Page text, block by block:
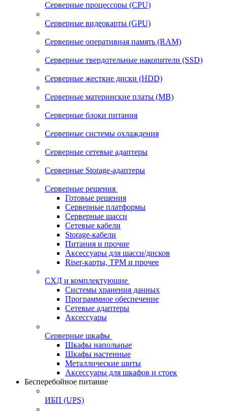
Серверные процессоры (CPU)
Серверные видеокарты (GPU)
Серверные оперативная память (RAM)
Серверные твердотельные накопители (SSD)
Серверные жесткие диски (HDD)
Серверные материнские платы (MB)
Серверные блоки питания
Серверные системы охлаждения
Серверные сетевые адаптеры
Серверные Storage-адаптеры
Серверные решения
Готовые решения
Серверные платформы
Серверные шасси
Сетевые кабели
Storage-кабели
Питания и прочие
Аксессуары для шасси/дисков
Riser-карты, TPM и прочее
СХД и комплектующие
Системы хранения данных
Программное обеспечение
Сетевые адаптеры
Аксессуары
Серверные шкафы
Шкафы напольные
Шкафы настенные
Металлические щиты
Аксессуары для шкафов и стоек
Бесперебойное питание
ИБП (UPS)